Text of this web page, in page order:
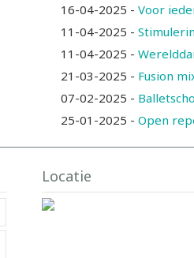
16-04-2025 - Voor
11-04-2025 -
11-04-2025 -
21-03-2025 - Fusion
07-02-2025 -
25-01-2025 - Open
Locatie